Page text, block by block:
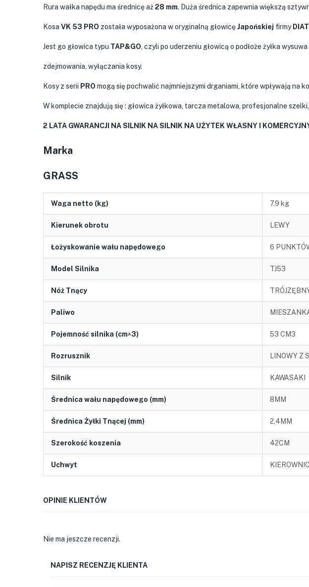
Rura wałka napędu ma średnicę aż 28 mm. Duża średnica zapewnia większą
Kosa VK 53 PRO została wyposażona w oryginalną głowicęJapońskiej firmy
Jest go głowica typu TAP&GO , czyli po uderzeniu głowicą o podłoże żyłka
zdejmowania, wyłączania kosy.
Kosy z serii PRO mogą się pochwalić najmniejszymi drganiami, które wpływają na
W komplecie znajdują się : głowica żyłkowa, tarcza metalowa, profesjonalne
2 LATA GWARANCJI NA SILNIK NA SILNIK NA UŻYTEK WŁASNY I
Marka
GRASS
Waga netto (kg) 7.9 kg
Kierunek obrotu LEWY
Łożyskowanie wału napędowego 6
Model Silnika TJ53
Nóż Tnący
Paliwo
Pojemność silnika (cm^3) 53 CM3
Rozrusznik LINOWY Z
Silnik KAWASAKI
Średnica wału napędowego (mm) 8MM
Średnica Żyłki Tnącej (mm) 2,4MM
Szerokość koszenia 42CM
Uchwyt
OPINIE KLIENTÓW
Nie ma jeszcze recenzji.
NAPISZ RECENZJĘ KLIENTA